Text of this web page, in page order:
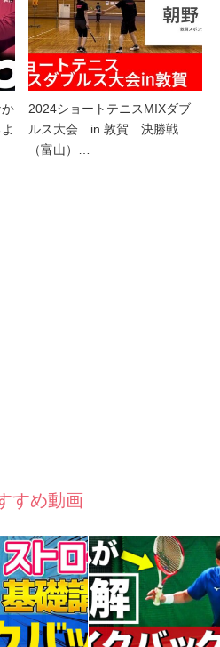
か
2024ショートテニスMIXダブ
ルス大会 in 敦賀 決勝戦
（富山）…
すめ動画